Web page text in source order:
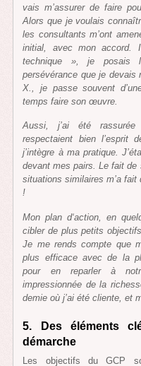
vais m’assurer de faire
Alors que je voulais
les consultants m’ont
initial, avec mon accord.
technique », je posais
persévérance que je devais
X., je passe souvent
temps faire son œuvre.
Aussi, j’ai été
respectaient bien l’esprit
j’intègre à ma pratique.
devant mes pairs. Le fait de
situations similaires m’a
!
Mon plan d‘action, en
cibler de plus petits
Je me rends compte que
plus efficace avec de la
pour en reparler à
impressionnée de la
demie où j’ai été cliente, et
5. Des éléments
démarche
Les objectifs du GCP